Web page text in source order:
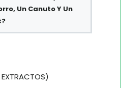
Un Canuto Y Un